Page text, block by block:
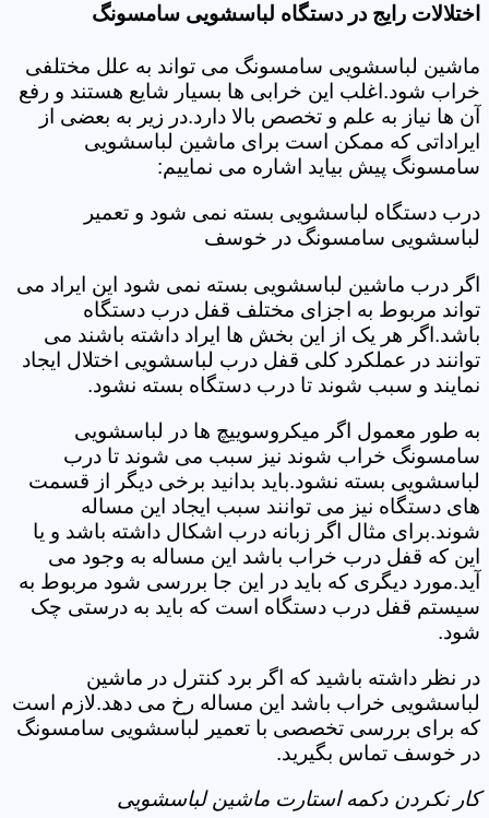
اختلالات رایج در دستگاه لباسشویی سامسونگ
ماشین لباسشویی سامسونگ می تواند به علل مختلفی
خراب شود.اغلب این خرابی ها بسیار شایع هستند و رفع
آن ها نیاز به علم و تخصص بالا دارد.در زیر به بعضی از
ایراداتی که ممکن است برای ماشین لباسشویی
سامسونگ پیش بیاید اشاره می نماییم:
درب دستگاه لباسشویی بسته نمی شود و تعمیر
لباسشویی سامسونگ در خوسف
اگر درب ماشین لباسشویی بسته نمی شود این ایراد می
تواند مربوط به اجزای مختلف قفل درب دستگاه
باشد.اگر هر یک از این بخش ها ایراد داشته باشند می
توانند در عملکرد کلی قفل درب لباسشویی اختلال ایجاد
نمایند و سبب شوند تا درب دستگاه بسته نشود.
به طور معمول اگر میکروسوییچ ها در لباسشویی
سامسونگ خراب شوند نیز سبب می شوند تا درب
لباسشویی بسته نشود.باید بدانید برخی دیگر از قسمت
های دستگاه نیز می توانند سبب ایجاد این مساله
شوند.برای مثال اگر زبانه درب اشکال داشته باشد و یا
این که قفل درب خراب باشد این مساله به وجود می
آید.مورد دیگری که باید در این جا بررسی شود مربوط به
سیستم قفل درب دستگاه است که باید به درستی چک
شود.
در نظر داشته باشید که اگر برد کنترل در ماشین
لباسشویی خراب باشد این مساله رخ می دهد.لازم است
که برای بررسی تخصصی با تعمیر لباسشویی سامسونگ
در خوسف تماس بگیرید.
کار نکردن دکمه استارت ماشین لباسشویی